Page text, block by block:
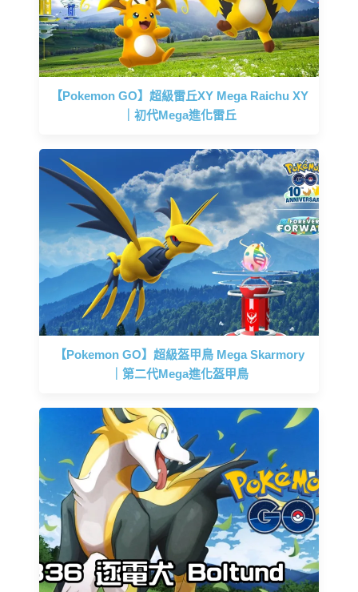
【Pokemon GO】超級雷丘XY Mega Raichu XY
｜初代Mega進化雷丘
【Pokemon GO】超級盔甲鳥 Mega Skarmory
｜第二代Mega進化盔甲鳥